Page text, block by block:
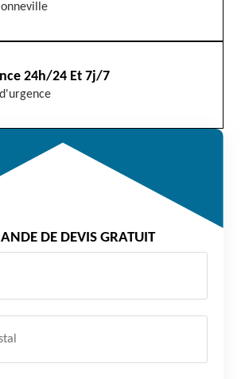
24h/24 Et 7j/7
DE DEVIS GRATUIT